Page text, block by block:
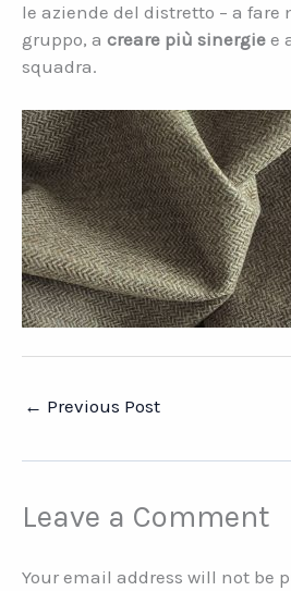
le aziende del distretto – a fare
gruppo, a creare più sinergie e
squadra.
← Previous Post
Leave a Comment
Your email address will not be